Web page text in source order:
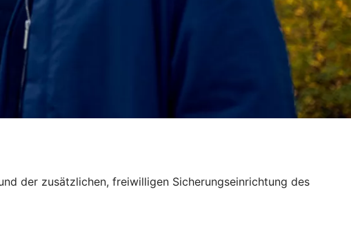
der zusätzlichen, freiwilligen Sicherungseinrichtung des